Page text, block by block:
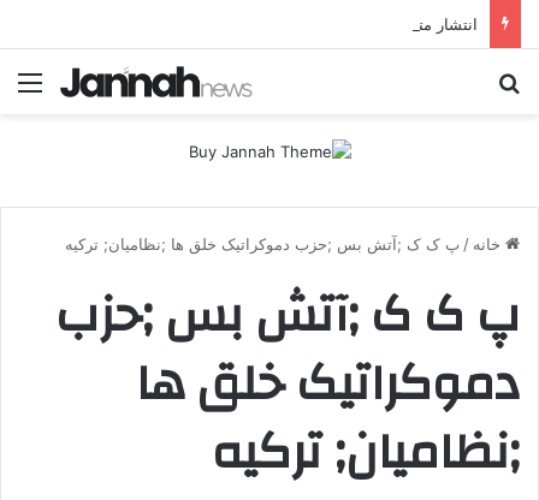
انتشار متن 12 ماده‌ای توافق نهایی بین ترکیه و پ.ک.ک
خانه / پ ک ک ;آتش بس ;حزب دموکراتیک خلق ها ;نظامیان; ترکیه
پ ک ک ;آتش بس ;حزب
دموکراتیک خلق ها
;نظامیان; ترکیه